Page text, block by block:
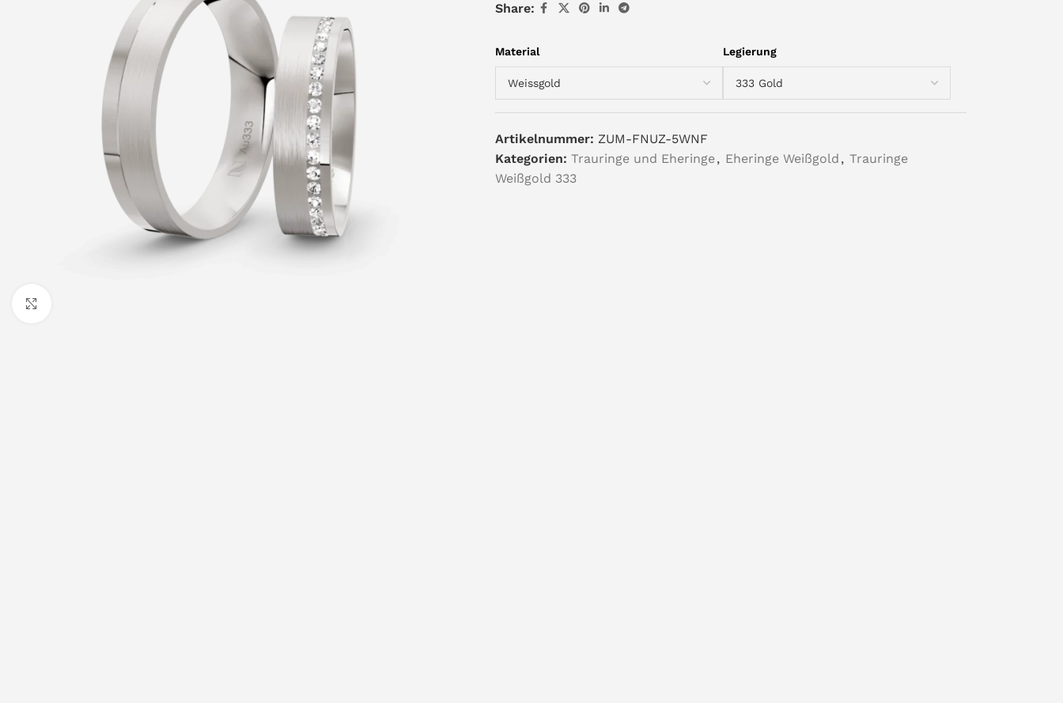
Share:
Material Legierung
Artikelnummer: ZUM-FNUZ-5WNF
Kategorien: Trauringe und Eheringe, Eheringe Weißgold , Trauringe
Weißgold 333